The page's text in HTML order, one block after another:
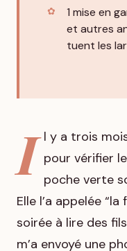
1 mise en
et autres
tuent les
I l y a trois
pour vérifier
poche verte
Elle l’a appelée
soirée à lire des
m’a envoyé une